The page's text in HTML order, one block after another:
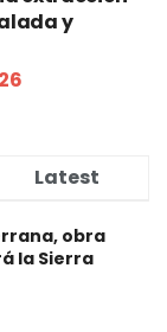
y
Latest
obra
la Sierra